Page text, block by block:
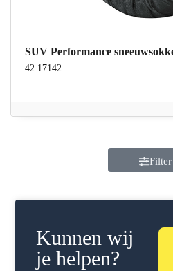
SUV Performance
42.17142
Filter
Kunnen wij
je helpen?